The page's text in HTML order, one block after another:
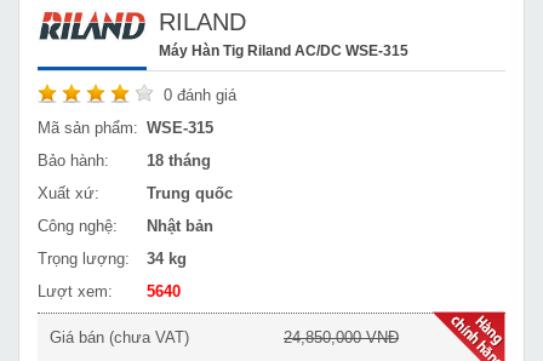
RILAND
Máy Hàn Tig Riland AC/DC WSE-315
0 đánh giá
Mã sản phẩm: WSE-315
Bảo hành:
18 tháng
Xuất xứ:
Trung quốc
Công nghệ:
Nhật bản
Trọng lượng:
34 kg
Lượt xem:
5640
Giá bán (chưa VAT)
24,850,000 VNĐ